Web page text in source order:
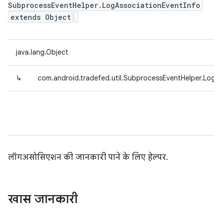
SubprocessEventHelper.LogAssociationEventInfo
extends Object
java.lang.Object
↳
लॉगअसोसिएशन की जानकारी पाने के लिए हेल्पर.
खास जानकारी